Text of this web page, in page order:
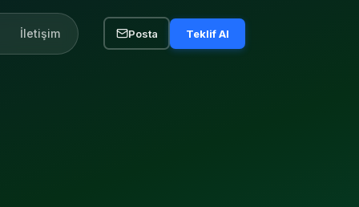
İletişim Posta Teklif Al